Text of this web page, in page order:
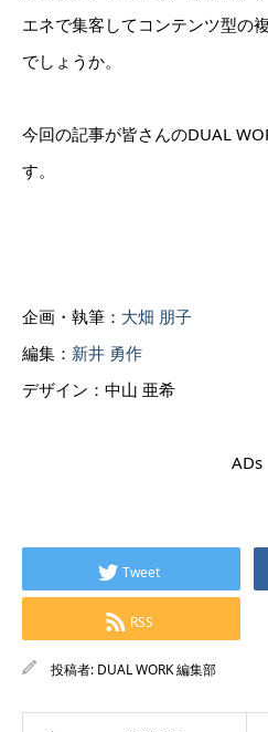
エネで集客してコンテンツ型の
でしょうか。
今回の記事が皆さんのDUAL
す。
企画・執筆： 大畑 朋子
編集： 新井 勇作
デザイン：中山 亜希
ADs
Tweet
RSS
投稿者: DUAL WORK 編集部